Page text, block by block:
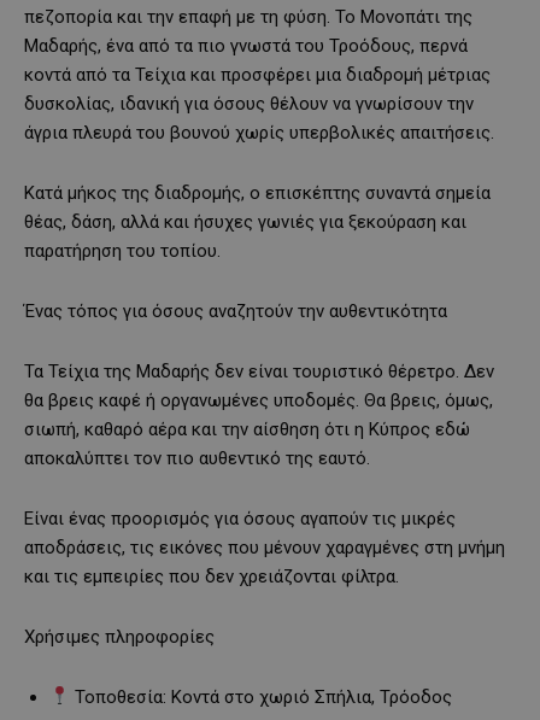
πεζοπορία και την επαφή με τη φύση. Το Μονοπάτι της
Μαδαρής, ένα από τα πιο γνωστά του Τροόδους, περνά
κοντά από τα Τείχια και προσφέρει μια διαδρομή μέτριας
δυσκολίας, ιδανική για όσους θέλουν να γνωρίσουν την
άγρια πλευρά του βουνού χωρίς υπερβολικές απαιτήσεις.
Κατά μήκος της διαδρομής, ο επισκέπτης συναντά σημεία
θέας, δάση, αλλά και ήσυχες γωνιές για ξεκούραση και
παρατήρηση του τοπίου.
Ένας τόπος για όσους αναζητούν την αυθεντικότητα
Τα Τείχια της Μαδαρής δεν είναι τουριστικό θέρετρο. Δεν
θα βρεις καφέ ή οργανωμένες υποδομές. Θα βρεις, όμως,
σιωπή, καθαρό αέρα και την αίσθηση ότι η Κύπρος εδώ
αποκαλύπτει τον πιο αυθεντικό της εαυτό.
Είναι ένας προορισμός για όσους αγαπούν τις μικρές
αποδράσεις, τις εικόνες που μένουν χαραγμένες στη μνήμη
και τις εμπειρίες που δεν χρειάζονται φίλτρα.
Χρήσιμες πληροφορίες
Τοποθεσία: Κοντά στο χωριό Σπήλια, Τρόοδος